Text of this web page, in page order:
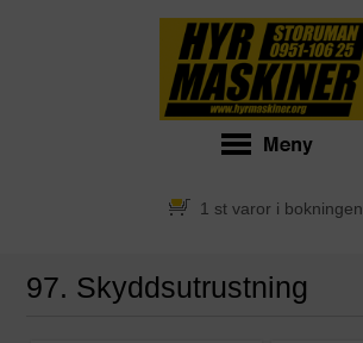
1 st varor i bokningen
97. Skyddsutrustning